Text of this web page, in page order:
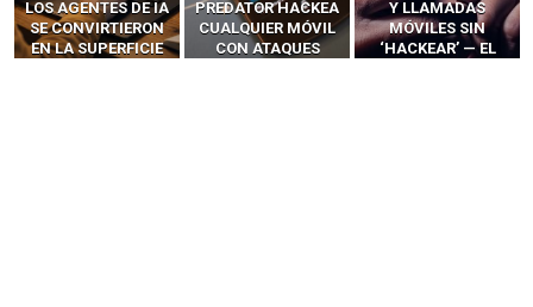
LOS AGENTES DE IA
SE CONVIRTIERON
EN LA SUPERFICIE
PREDATOR HACKEA
CUALQUIER MÓVIL
CON ATAQUES
Y LLAMADAS
MÓVILES SIN
‘HACKEAR’ — EL